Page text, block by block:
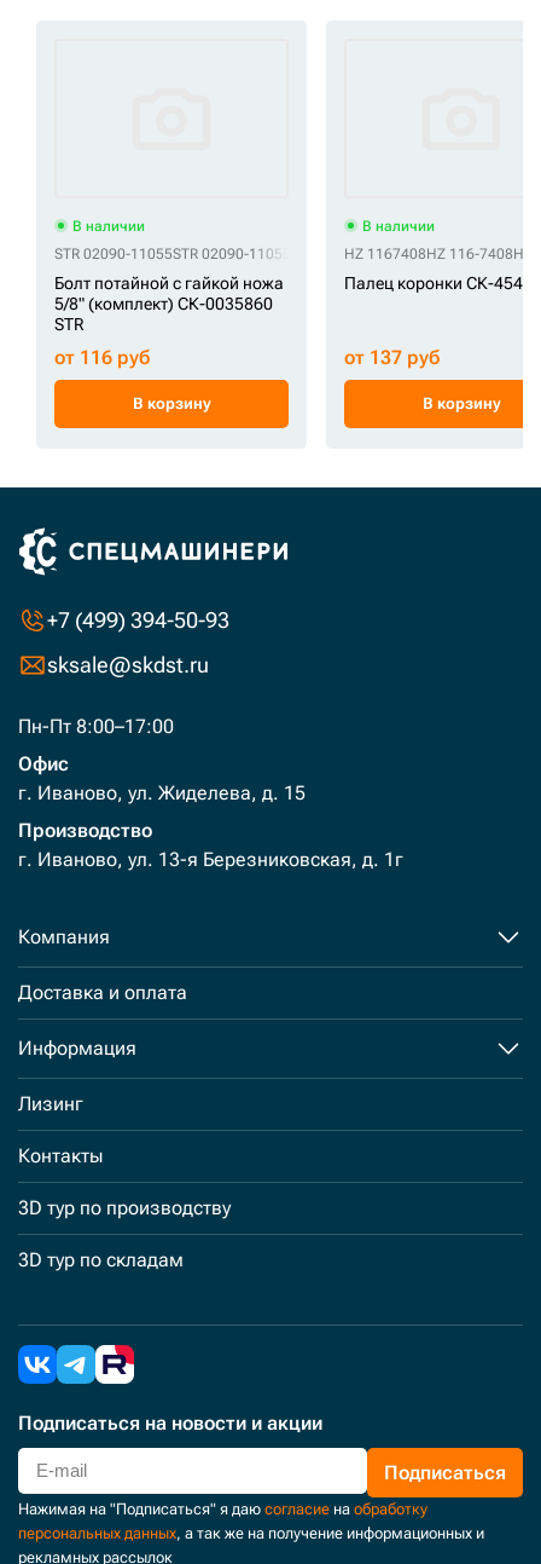
В наличии
STR 02090-11055STR 02090-11055 + 02290-11016STR 02290-11016
Болт потайной с гайкой ножа
5/8" (комплект) СК-0035860
STR
от 116 руб
В корзину
В наличии
HZ 1167408HZ 116-7408HZ
Палец коронки СК-
от 137 руб
В корзину
+7 (499) 394-50-93
sksale@skdst.ru
Пн-Пт 8:00–17:00
Офис
г. Иваново, ул. Жиделева, д. 15
Производство
г. Иваново, ул. 13-я Березниковская, д. 1г
Компания
Доставка и оплата
Информация
Лизинг
Контакты
3D тур по производству
3D тур по складам
Подписаться на новости и акции
Подписаться
Нажимая на "Подписаться" я даю согласие на обработку
персональных данных, а так же на получение информационных и
рекламных рассылок